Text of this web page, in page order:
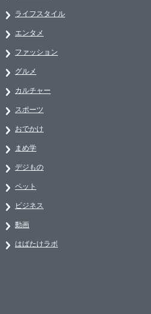
ライフスタイル
エンタメ
ファッション
グルメ
カルチャー
スポーツ
おでかけ
まめ学
デジもの
ペット
ビジネス
動画
はばたけラボ